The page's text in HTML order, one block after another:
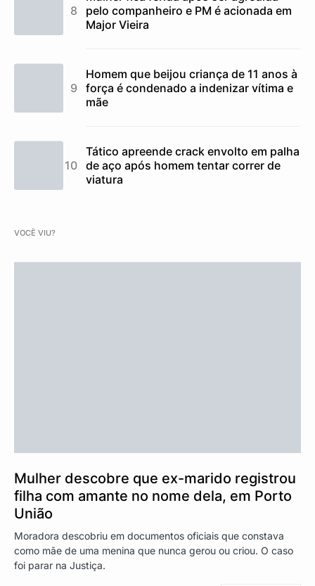
pelo companheiro e PM é acionada em
Major Vieira
Homem que beijou criança de 11 anos à
força é condenado a indenizar vítima e
mãe
Tático apreende crack envolto em palha
de aço após homem tentar correr de
viatura
VOCÊ VIU?
Mulher descobre que ex-marido registrou
filha com amante no nome dela, em Porto
União
Moradora descobriu em documentos oficiais que constava
como mãe de uma menina que nunca gerou ou criou. O caso
foi parar na Justiça.